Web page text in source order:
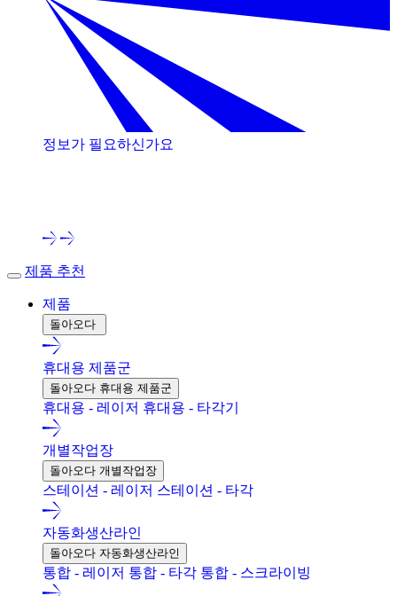
정보가 필요하신가요
제품 추천
제품
돌아오다
휴대용 제품군
돌아오다 휴대용 제품군
휴대용 - 레이저 휴대용 - 타각기
개별작업장
돌아오다 개별작업장
스테이션 - 레이저 스테이션 - 타각
자동화생산라인
돌아오다 자동화생산라인
통합 - 레이저 통합 - 타각 통합 - 스크라이빙